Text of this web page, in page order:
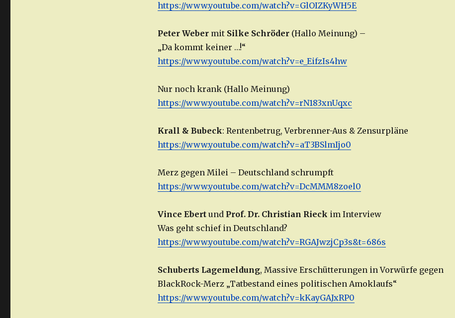
https://www.youtube.com/watch?v=GlOIZKyWH5E
Peter Webermit Silke Schröder(Hallo Meinung) –
„Da kommt keiner …!“
https://www.youtube.com/watch?v=e_EifzIs4hw
Nur noch krank (Hallo Meinung)
https://www.youtube.com/watch?v=rN183xnUqxc
Krall & Bubeck: Rentenbetrug, Verbrenner-Aus & Zensurpläne
https://www.youtube.com/watch?v=aT3BSlmIjo0
Merz gegen Milei – Deutschland schrumpft
https://www.youtube.com/watch?v=DcMMM8zoel0
Vince Ebertund Prof. Dr. Christian Rieck im Interview
Was geht schief in Deutschland?
https://www.youtube.com/watch?v=RGAJwzjCp3s&t=686s
Schuberts Lagemeldung, Massive Erschütterungen in Vorwürfe gegen
BlackRock-Merz „Tatbestand eines politischen Amoklaufs“
https://www.youtube.com/watch?v=kKayGAJxRP0